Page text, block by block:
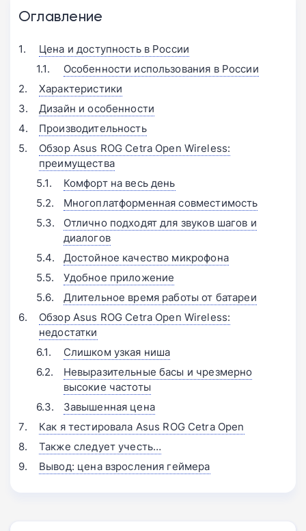
Оглавление
Цена и доступность в России
Особенности использования в России
Характеристики
Дизайн и особенности
Производительность
Обзор Asus ROG Cetra Open Wireless:
преимущества
Комфорт на весь день
Многоплатформенная совместимость
Отлично подходят для звуков шагов и
диалогов
Достойное качество микрофона
Удобное приложение
Длительное время работы от батареи
Обзор Asus ROG Cetra Open Wireless:
недостатки
Слишком узкая ниша
Невыразительные басы и чрезмерно
высокие частоты
Завышенная цена
Как я тестировала Asus ROG Cetra Open
Также следует учесть…
Вывод: цена взросления геймера